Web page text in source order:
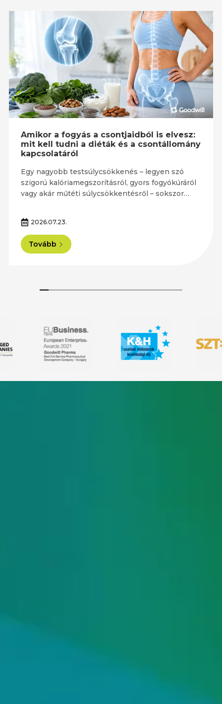
Amikor a fogyás a csontjaidból is elvesz:
mit kell tudni a diéták és a csontállomány
kapcsolatáról
Egy nagyobb testsúlycsökkenés – legyen szó
szigorú kalóriamegszorításról, gyors fogyókúráról
vagy akár műtéti súlycsökkentésről – sokszor…
2026.07.23.
Tovább